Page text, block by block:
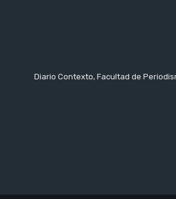
Diario Contexto, Facultad de